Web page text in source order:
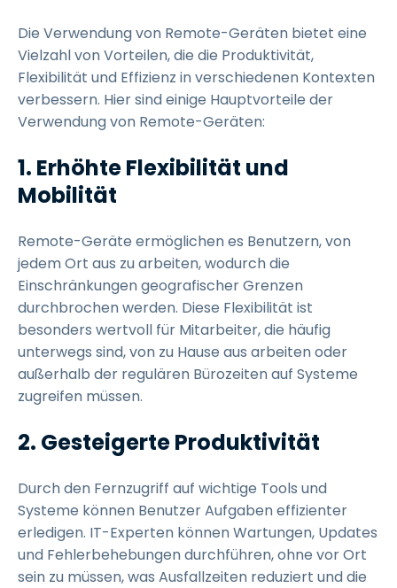
Die Verwendung von Remote-Geräten bietet eine
Vielzahl von Vorteilen, die die Produktivität,
Flexibilität und Effizienz in verschiedenen Kontexten
verbessern. Hier sind einige Hauptvorteile der
Verwendung von Remote-Geräten:
1. Erhöhte Flexibilität und
Mobilität
Remote-Geräte ermöglichen es Benutzern, von
jedem Ort aus zu arbeiten, wodurch die
Einschränkungen geografischer Grenzen
durchbrochen werden. Diese Flexibilität ist
besonders wertvoll für Mitarbeiter, die häufig
unterwegs sind, von zu Hause aus arbeiten oder
außerhalb der regulären Bürozeiten auf Systeme
zugreifen müssen.
2. Gesteigerte Produktivität
Durch den Fernzugriff auf wichtige Tools und
Systeme können Benutzer Aufgaben effizienter
erledigen. IT-Experten können Wartungen, Updates
und Fehlerbehebungen durchführen, ohne vor Ort
sein zu müssen, was Ausfallzeiten reduziert und die